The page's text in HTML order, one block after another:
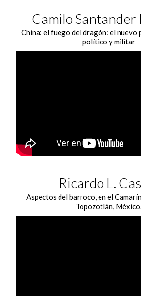
Camilo Santander
China: el fuego del dragón: el nuevo
político y militar
Ricardo L.
Aspectos del barroco, en el
Topozotlán, México.